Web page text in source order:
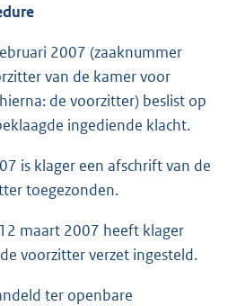
2007 (zaaknummer
van de kamer voor
de voorzitter) beslist op
ingediende klacht.
is klager een afschrift van de
toegezonden.
maart 2007 heeft klager
voorzitter verzet ingesteld.
ter openbare